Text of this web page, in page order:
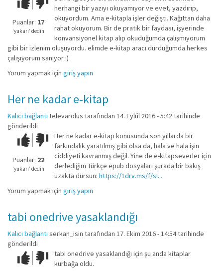
kadar
iyi
değil!
Puanlar: 17
‘yukarı’ dedin
herhangi bir yazıyı okuyamıyor ve evet, yazdırıp,
okuyordum. Ama e-kitapla işler değişti. Kağıttan daha
rahat okuyorum. Bir de pratik bir faydası, işyerinde
konvansiyonel kitap alıp okuduğumda çalışmıyorum
gibi bir izlenim oluşuyordu. elimde e-kitap aracı durduğumda herkes
çalışıyorum sanıyor :)
Yorum yapmak için giriş yapın
Her ne kadar e-kitap
Kalıcı bağlantı televarolus tarafından 14. Eylül 2016 - 5:42 tarihinde
gönderildi
Çok iyi!O
kadar
iyi
değil!
Puanlar: 22
‘yukarı’ dedin
Her ne kadar e-kitap konusunda son yıllarda bir
farkındalık yaratılmış gibi olsa da, hala ve hala işin
ciddiyeti kavranmış değil. Yine de e-kitapseverler için
derlediğim Türkçe epub dosyaları şurada bir bakış
uzakta dursun: https://1drv.ms/f/s!...
Yorum yapmak için giriş yapın
tabi onedrive yasaklandığı
Kalıcı bağlantı serkan_isin tarafından 17. Ekim 2016 - 14:54 tarihinde
gönderildi
Çok iyi!O
kadar
tabi onedrive yasaklandığı için şu anda kitaplar
kurbağa oldu.